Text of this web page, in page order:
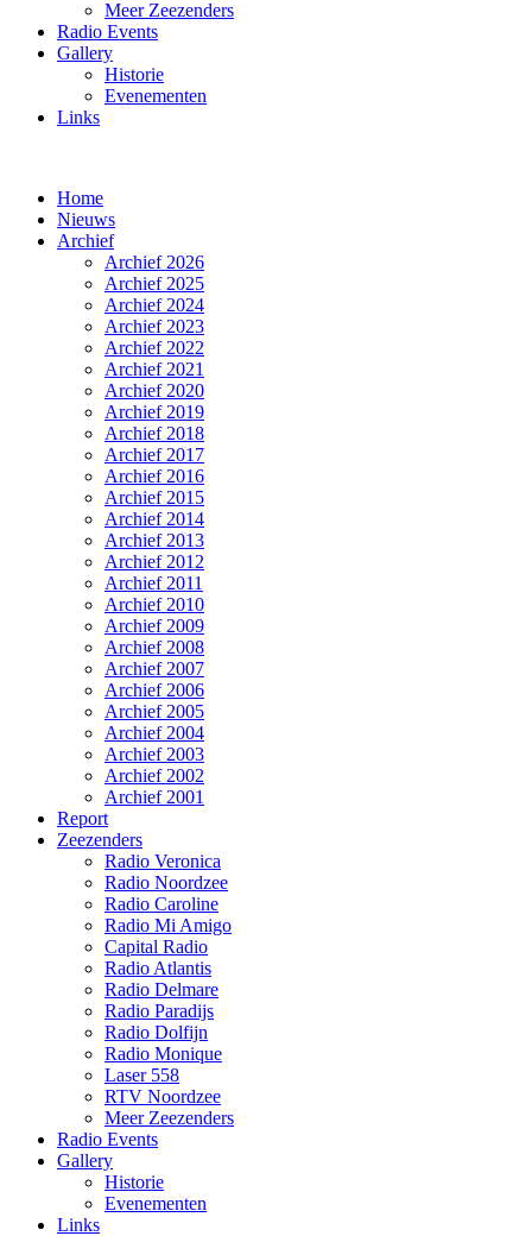
Meer Zeezenders
Radio Events
Gallery
Historie
Evenementen
Links
Home
Nieuws
Archief
Archief 2026
Archief 2025
Archief 2024
Archief 2023
Archief 2022
Archief 2021
Archief 2020
Archief 2019
Archief 2018
Archief 2017
Archief 2016
Archief 2015
Archief 2014
Archief 2013
Archief 2012
Archief 2011
Archief 2010
Archief 2009
Archief 2008
Archief 2007
Archief 2006
Archief 2005
Archief 2004
Archief 2003
Archief 2002
Archief 2001
Report
Zeezenders
Radio Veronica
Radio Noordzee
Radio Caroline
Radio Mi Amigo
Capital Radio
Radio Atlantis
Radio Delmare
Radio Paradijs
Radio Dolfijn
Radio Monique
Laser 558
RTV Noordzee
Meer Zeezenders
Radio Events
Gallery
Historie
Evenementen
Links